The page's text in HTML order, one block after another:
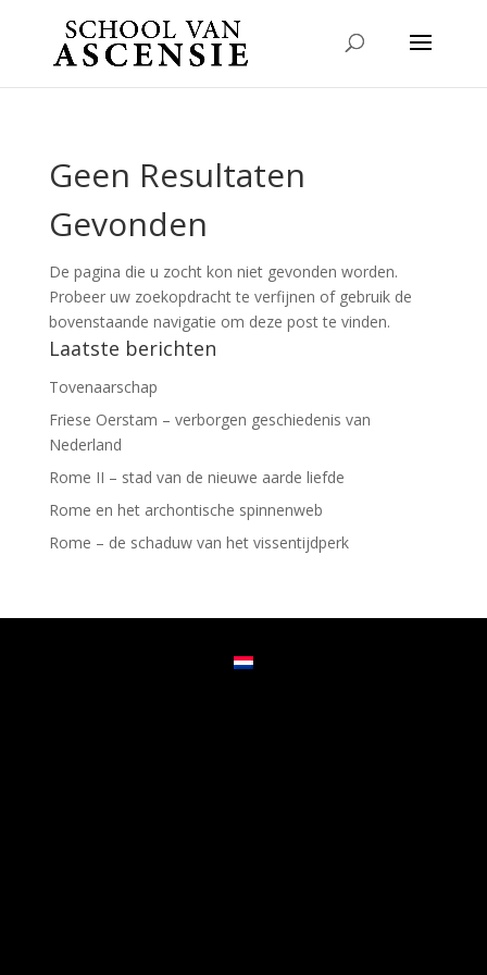
Geen Resultaten
Gevonden
De pagina die u zocht kon niet gevonden worden.
Probeer uw zoekopdracht te verfijnen of gebruik de
bovenstaande navigatie om deze post te vinden.
Laatste berichten
Tovenaarschap
Friese Oerstam – verborgen geschiedenis van
Nederland
Rome II – stad van de nieuwe aarde liefde
Rome en het archontische spinnenweb
Rome – de schaduw van het vissentijdperk